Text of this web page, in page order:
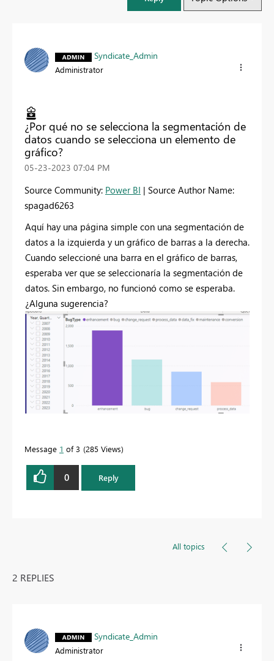
Syndicate_Admin
Administrator
¿Por qué no se selecciona la segmentación de
datos cuando se selecciona un elemento de
gráfico?
‎05-23-2023 07:04 PM
Source Community: Power BI | Source Author Name:
spagad6263
Aquí hay una página simple con una segmentación de
datos a la izquierda y un gráfico de barras a la derecha.
Cuando seleccioné una barra en el gráfico de barras,
esperaba ver que se seleccionaría la segmentación de
datos. Sin embargo, no funcionó como se esperaba.
¿Alguna sugerencia?
Message 1 of 3 285 Views
0 Reply
All topics
2 REPLIES
Syndicate_Admin
Administrator